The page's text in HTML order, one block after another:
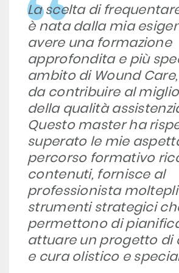
La scelta di
è nata dalla mia
avere una formazione
approfondita e più
ambito di Wound
da contribuire al
della qualità
Questo master ha
superato le mie
percorso formativo
contenuti, fornisce al
professionista
strumenti strategici
permettono di
attuare un progetto di
e cura olistico e